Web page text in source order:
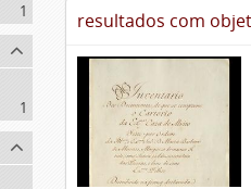
1
1
resultados com